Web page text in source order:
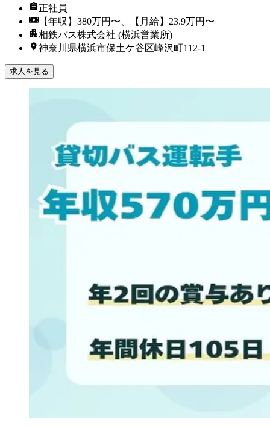
正社員
【年収】380万円〜、【月給】23.9万円〜
相鉄バス株式会社 (横浜営業所)
神奈川県横浜市保土ケ谷区峰沢町112-1
求人を見る